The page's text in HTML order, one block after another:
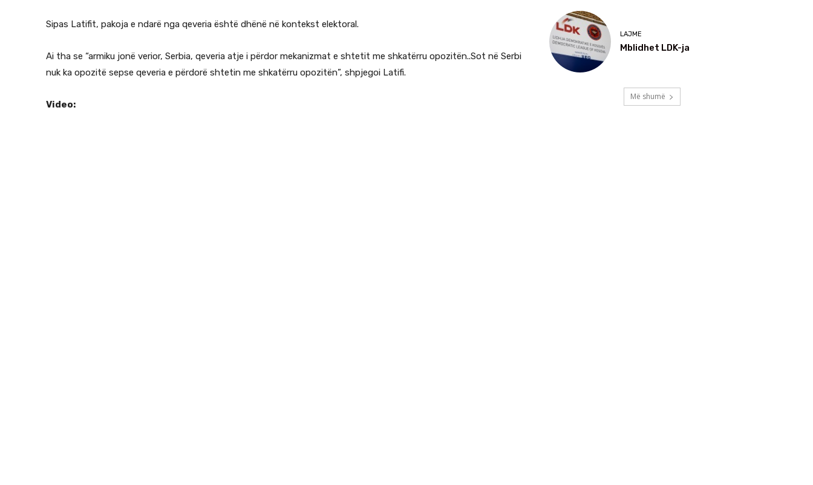
Sipas Latifit, pakoja e ndarë nga qeveria është dhënë në kontekst elektoral.
Ai tha se “armiku jonë verior, Serbia, qeveria atje i përdor mekanizmat e shtetit me shkatërru opozitën..Sot në Serbi
nuk ka opozitë sepse qeveria e përdorë shtetin me shkatërru opozitën”, shpjegoi Latifi.
Video:
LAJME
Mblidhet LDK-ja
Më shumë